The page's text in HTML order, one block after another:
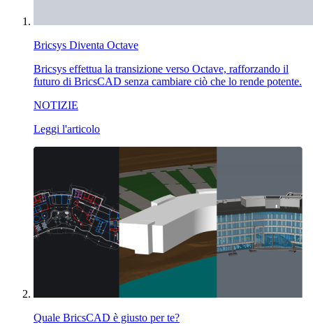
Bricsys Diventa Octave
Bricsys effettua la transizione verso Octave, rafforzando il
futuro di BricsCAD senza cambiare ciò che lo rende potente.
NOTIZIE
Leggi l'articolo
Quale BricsCAD è giusto per te?